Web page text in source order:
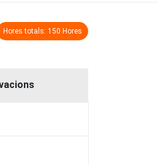
Hores totals: 150 Hores